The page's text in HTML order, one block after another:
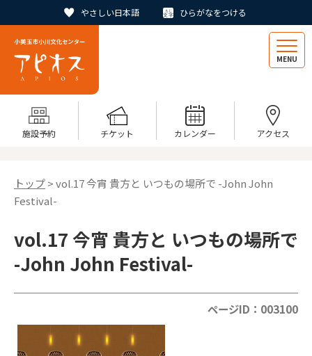
やさしい日本語 ひらがなをつける
MENU
施設予約 チケット カレンダー アクセス
トップ> vol.17 今宵 貴方と いつもの場所で -John John
Festival-
vol.17 今宵 貴方と いつもの場所で
-John John Festival-
ページID：003100